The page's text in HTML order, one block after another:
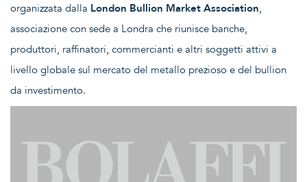
organizzata dalla London Bullion Market Association,
associazione con sede a Londra che riunisce banche,
produttori, raffinatori, commercianti e altri soggetti attivi a
livello globale sul mercato del metallo prezioso e del bullion
da investimento.